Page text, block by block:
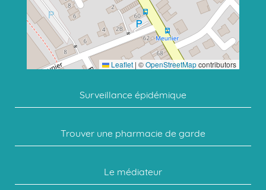
Leaflet | ©OpenStreetMapcontributors
Surveillance épidémique
Trouver une pharmacie de garde
Le médiateur